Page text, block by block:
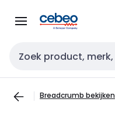
naar
naar
Zoekveld invoer
Breadcrumb bekijken